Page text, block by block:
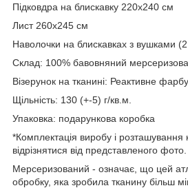
Підковдра на блискавку 220х240 см
Лист 260х245 см
Наволочки на блискавках з вушками
Склад: 100% бавовняний
Візерунок на тканині: Реактивне
Щільність: 130 (+-5) г/кв.м.
Упаковка: подарункова коробка
*Комплектація виробу і
відрізнятися від представленого фото.
Мерсеризований - означає, що цей
обробку, яка зробила тканину більш